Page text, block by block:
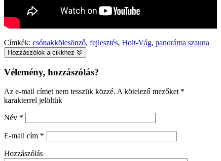
Címkék: csónakkölcsönző, fejlesztés, Holt-Vág, panoráma szauna
Hozzászólok a cikkhez
Vélemény, hozzászólás?
Az e-mail címet nem tesszük közzé. A kötelező mezőket *
karakterrel jelöltük
Név *
E-mail cím *
Hozzászólás